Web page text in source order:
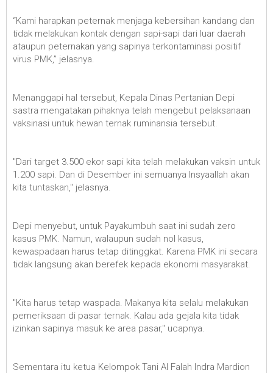
“Kami harapkan peternak menjaga kebersihan kandang dan
tidak melakukan kontak dengan sapi-sapi dari luar daerah
ataupun peternakan yang sapinya terkontaminasi positif
virus PMK,” jelasnya.
Menanggapi hal tersebut, Kepala Dinas Pertanian Depi
sastra mengatakan pihaknya telah mengebut pelaksanaan
vaksinasi untuk hewan ternak ruminansia tersebut.
"Dari target 3.500 ekor sapi kita telah melakukan vaksin untuk
1.200 sapi. Dan di Desember ini semuanya Insyaallah akan
kita tuntaskan," jelasnya.
Depi menyebut, untuk Payakumbuh saat ini sudah zero
kasus PMK. Namun, walaupun sudah nol kasus,
kewaspadaan harus tetap ditinggkat. Karena PMK ini secara
tidak langsung akan berefek kepada ekonomi masyarakat.
"Kita harus tetap waspada. Makanya kita selalu melakukan
pemeriksaan di pasar ternak. Kalau ada gejala kita tidak
izinkan sapinya masuk ke area pasar," ucapnya.
Sementara itu ketua Kelompok Tani Al Falah Indra Mardion